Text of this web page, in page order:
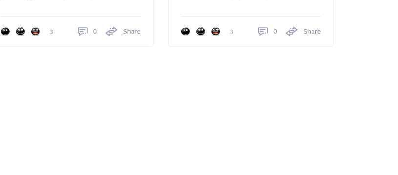
3 0 Share 3 0 Share